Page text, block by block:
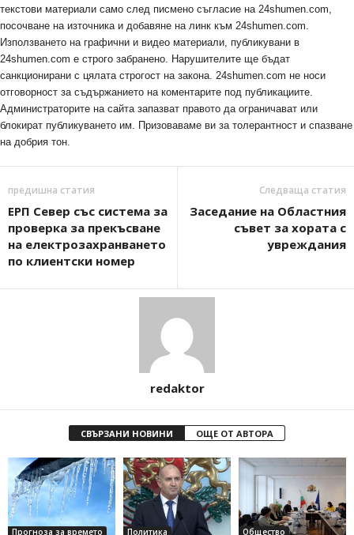
текстови материали само след писмено съгласие на 24shumen.com,
посочване на източника и добавяне на линк към 24shumen.com.
Използването на графични и видео материали, публикувани в
24shumen.com е строго забранено. Нарушителите ще бъдат
санкционирани с цялата строгост на закона. 24shumen.com не носи
отговорност за съдържанието на коментарите под публикациите.
Администраторите на сайта запазват правото да ограничават или
блокират публикуването им. Призоваваме ви за толерантност и спазване
на добрия тон.
предишна статия
ЕРП Север със система за
проверка за прекъсване
на електрозахранването
по клиентски номер
Следваща статия
Заседание на Областния
съвет за хората с
увреждания
redaktor
СВЪРЗАНИ НОВИНИ ОЩЕ ОТ АВТОРА
Прогноза за времето Политика Общество